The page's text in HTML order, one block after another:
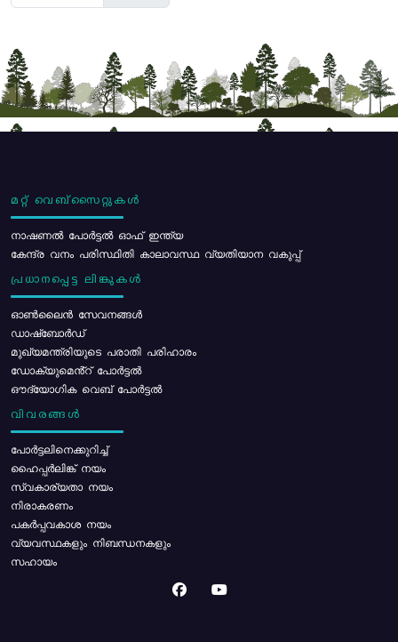
മറ്റ് വെബ്സൈറ്റുകൾ
നാഷണൽ പോർട്ടൽ ഓഫ് ഇന്ത്യ
കേന്ദ്ര വനം പരിസ്ഥിതി കാലാവസ്ഥ വ്യതിയാന വകുപ്പ്
പ്രധാനപ്പെട്ട ലിങ്കുകൾ
ഓൺലൈൻ സേവനങ്ങൾ
ഡാഷ്ബോർഡ്
മുഖ്യമന്ത്രിയുടെ പരാതി പരിഹാരം
ഡോക്യുമെൻ്റ് പോർട്ടൽ
ഔദ്യോഗിക വെബ് പോർട്ടൽ
വിവരങ്ങൾ
പോര്‍ട്ടലിനെക്കുറിച്ച്
ഹൈപ്പർലിങ്ക് നയം
സ്വകാര്യതാ നയം
നിരാകരണം
പകർപ്പവകാശ നയം
വ്യവസ്ഥകളും നിബന്ധനകളും
സഹായം